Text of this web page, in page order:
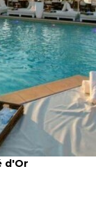
d'Or